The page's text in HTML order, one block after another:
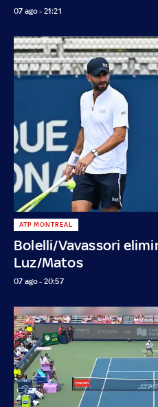
07 ago - 21:21
Bolelli/Vavassori
Luz/Matos
ATP MONTREAL
07 ago - 20:57